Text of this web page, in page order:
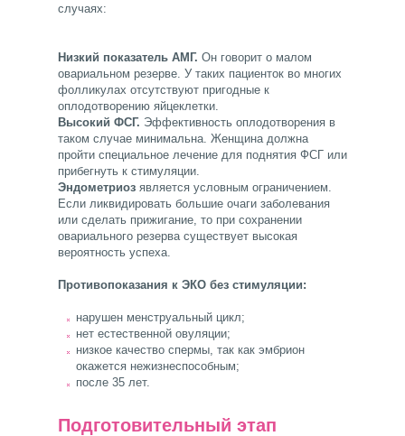
случаях:
Низкий показатель АМГ. Он говорит о малом
овариальном резерве. У таких пациенток во многих
фолликулах отсутствуют пригодные к
оплодотворению яйцеклетки.
Высокий ФСГ. Эффективность оплодотворения в
таком случае минимальна. Женщина должна
пройти специальное лечение для поднятия ФСГ или
прибегнуть к стимуляции.
Эндометриоз является условным ограничением.
Если ликвидировать большие очаги заболевания
или сделать прижигание, то при сохранении
овариального резерва существует высокая
вероятность успеха.
Противопоказания к ЭКО без стимуляции:
нарушен менструальный цикл;
нет естественной овуляции;
низкое качество спермы, так как эмбрион
окажется нежизнеспособным;
после 35 лет.
Подготовительный этап